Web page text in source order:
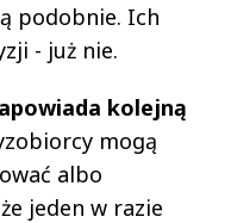
podobnie. Ich
- już nie.
kolejną
mogą
albo
jeden w razie